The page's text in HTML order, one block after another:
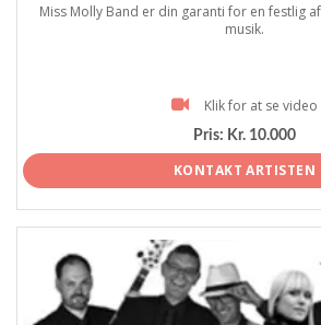
Miss Molly Band er din garanti for en festlig
musik.
Klik for at se video
Pris: Kr. 10.000
KONTAKT ARTISTEN